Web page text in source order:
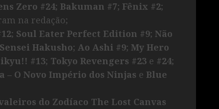
Zero #24; Bakuman #7; Fênix #2;
na redação;
; Soul Eater Perfect Edition #9; Não
Sensei Hakusho; Ao Ashi #9; My Hero
#13; Tokyo Revengers #23 e #24;
– O Novo Império dos Ninjas e Blue
do Zodíaco The Lost Canvas